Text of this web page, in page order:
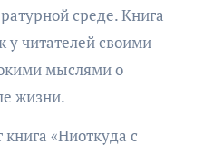
среде. Книга
у читателей своими
мыслями о
жизни.
книга «Ниоткуда с